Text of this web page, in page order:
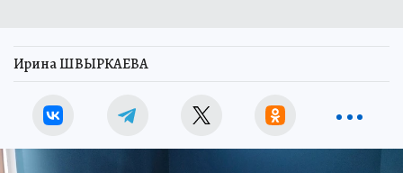
Ирина ШВЫРКАЕВА